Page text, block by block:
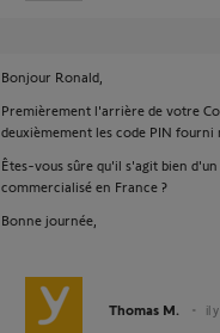
Bonjour Ronald,
Premièrement l'arrière de votre
deuxièmement les code PIN fourni
Êtes-vous sûre qu'il s'agit bien
commercialisé en France ?
Bonne journée,
Thomas M. il